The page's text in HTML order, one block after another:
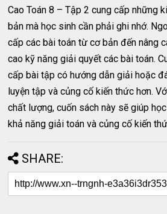
Cao Toán 8 – Tập 2 cung cấp những
bản mà học sinh cần phải ghi nhớ.
cấp các bài toán từ cơ bản đến nâng
cao kỹ năng giải quyết các bài toán.
cấp bài tập có hướng dẫn giải hoặc
luyện tập và củng cố kiến thức hơn.
chất lượng, cuốn sách này sẽ giúp
khả năng giải toán và củng cố kiến
SHARE: